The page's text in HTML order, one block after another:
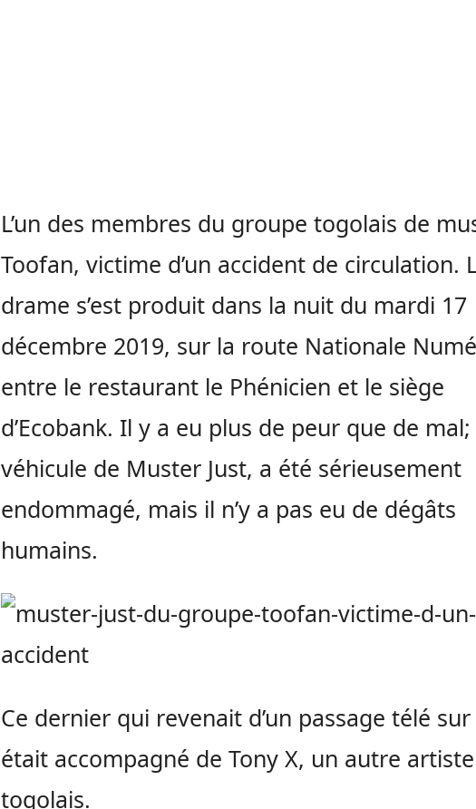
L’un des membres du groupe togolais de
Toofan, victime d’un accident de circulation.
drame s’est produit dans la nuit du mardi 17
décembre 2019, sur la route Nationale
entre le restaurant le Phénicien et le siège
d’Ecobank. Il y a eu plus de peur que de mal;
véhicule de Muster Just, a été sérieusement
endommagé, mais il n’y a pas eu de dégâts
humains.
Ce dernier qui revenait d’un passage télé sur
était accompagné de Tony X, un autre artiste
togolais.